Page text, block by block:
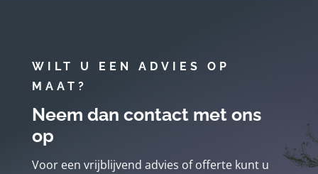
WILT U EEN ADVIES OP
MAAT?
Neem dan contact met ons
op
Voor een vrijblijvend advies of offerte kunt u